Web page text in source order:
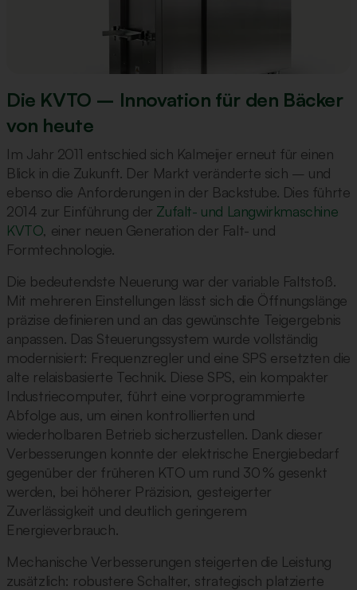
Die KVTO – Innovation für den Bäcker
von heute
Im Jahr 2011 entschied sich Kalmeijer erneut für einen
Blick in die Zukunft. Der Markt veränderte sich – und
ebenso die Anforderungen in der Backstube. Dies führte
2014 zur Einführung der Zufalt- und Langwirkmaschine
KVTO, einer neuen Generation der Falt- und
Formtechnologie.
Die bedeutendste Neuerung war der variable Faltstoß.
Mit mehreren Einstellungen lässt sich die Öffnungslänge
präzise definieren und an das gewünschte Teigergebnis
anpassen. Das Steuerungssystem wurde vollständig
modernisiert: Frequenzregler und eine SPS ersetzten die
alte relaisbasierte Technik. Diese SPS, ein kompakter
Industriecomputer, führt eine vorprogrammierte
Abfolge aus, um einen kontrollierten und
wiederholbaren Betrieb sicherzustellen. Dank dieser
Verbesserungen konnte der elektrische Energiebedarf
gegenüber der früheren KTO um rund 30 % gesenkt
werden, bei höherer Präzision, gesteigerter
Zuverlässigkeit und deutlich geringerem
Energieverbrauch.
Mechanische Verbesserungen steigerten die Leistung
zusätzlich: robustere Schalter, strategisch platzierte